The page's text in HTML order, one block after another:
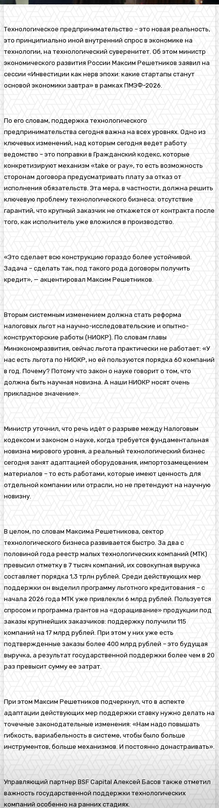
Технологическое предпринимательство – это новая реальность,
это принципиально иной внутренний спрос в экономике на
технологии, на технологический суверенитет. Об этом министр
экономического развития России Максим Решетников заявил на
сессии «Инвестиции как нерв эпохи: какие стартапы станут
основой экономики завтра» в рамках ПМЭФ-2026.
По его словам, поддержка технологического
предпринимательства сегодня важна на всех уровнях. Одно из
ключевых изменений, над которым сегодня ведет работу
ведомство – это поправки в Гражданский кодекс, которые
конкретизируют механизм «take or pay», то есть возможность
сторонам договора предусматривать плату за отказ от
исполнения обязательств. Эта мера, в частности, должна решить
ключевую проблему технологического бизнеса: отсутствие
гарантий, что крупный заказчик не откажется от контракта после
того, как исполнитель уже вложился в производство.
«Это сделает всю конструкцию гораздо более устойчивой.
Задача – сделать так, под такого рода договоры получить
кредит», — акцентировал Максим Решетников.
Вторым системным изменением должна стать реформа
налоговых льгот на научно-исследовательские и опытно-
конструкторские работы (НИОКР). По словам главы
Минэкономразвития, сейчас льгота практически не работает: «У
нас есть льгота по НИОКР, но ей пользуются порядка 60 компаний
в год. Почему? Потому что закон о науке говорит о том, что
должна быть научная новизна. А наши НИОКР носят очень
прикладное значение».
Министр уточнил, что речь идёт о разрыве между Налоговым
кодексом и законом о науке, когда требуется фундаментальная
новизна мирового уровня, а реальный технологический бизнес
сегодня занят адаптацией оборудования, импортозамещением
материалов – то есть работами, которые имеют ценность для
отдельной компании или отрасли, но не претендуют на научную
новизну.
В целом, по словам Максима Решетникова, сектор
технологического бизнеса развивается быстро. За два с
половиной года реестр малых технологических компаний (МТК)
превысил отметку в 7 тысяч компаний, их совокупная выручка
составляет порядка 1,3 трлн рублей. Среди действующих мер
поддержки он выделил программу льготного кредитования – с
начала 2026 года МТК уже привлекли 6 млрд рублей. Пользуется
спросом и программа грантов на «доращивание» продукции под
заказы крупнейших заказчиков: поддержку получили 115
компаний на 17 млрд рублей. При этом у них уже есть
подтвержденные заказы более 400 млрд рублей – это будущая
выручка, а результат государственной поддержки более чем в 20
раз превысит сумму ее затрат.
При этом Максим Решетников подчеркнул, что в аспекте
адаптации действующих мер поддержки ставку нужно делать на
точечные законодательные изменения: «Нам надо повышать
гибкость, вариабельность в системе, чтобы было больше
инструментов, больше механизмов. И постоянно донастраивать».
Управляющий партнер BSF Capital Алексей Басов также отметил
важность государственной поддержки технологических
компаний особенно на ранних стадиях.